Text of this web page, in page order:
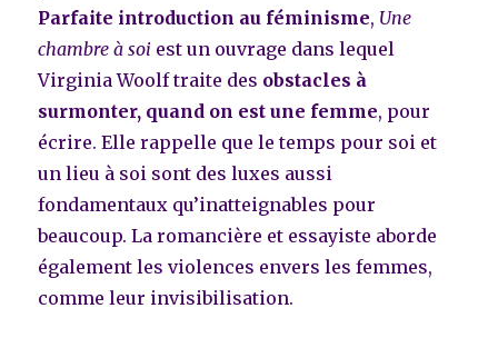
Parfaite introduction au féminisme, Une
chambre à soi est un ouvrage dans lequel
Virginia Woolf traite des obstacles à
surmonter, quand on est une femme, pour
écrire. Elle rappelle que le temps pour soi et
un lieu à soi sont des luxes aussi
fondamentaux qu’inatteignables pour
beaucoup. La romancière et essayiste aborde
également les violences envers les femmes,
comme leur invisibilisation.